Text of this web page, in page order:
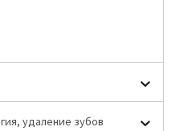
удаление зубов